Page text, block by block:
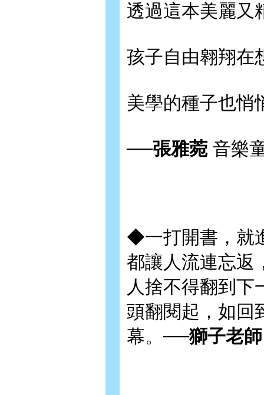
透過這本美麗又
孩子自由翱翔在
美學的種子也
──張雅菀 音樂
◆一打開書，就
都讓人流連忘返
人捨不得翻到下
頭翻閱起，如回
幕。──獅子老